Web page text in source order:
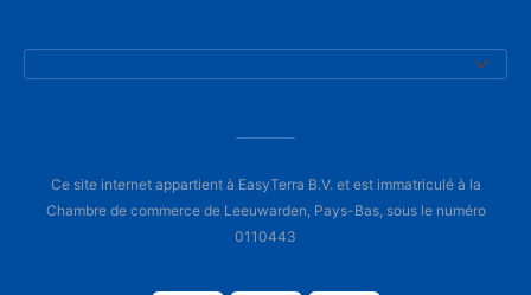
Ce site internet appartient à EasyTerra B.V. et est immatriculé à la
Chambre de commerce de Leeuwarden, Pays-Bas, sous le numéro
0110443